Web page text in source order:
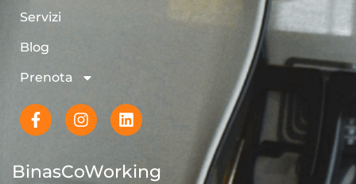
Servizi
Blog
Prenota
BinasCoWorking